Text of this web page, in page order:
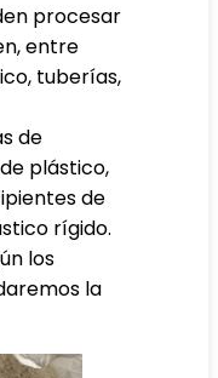
procesar
entre
tuberías,
de
plástico,
de
rígido.
los
la